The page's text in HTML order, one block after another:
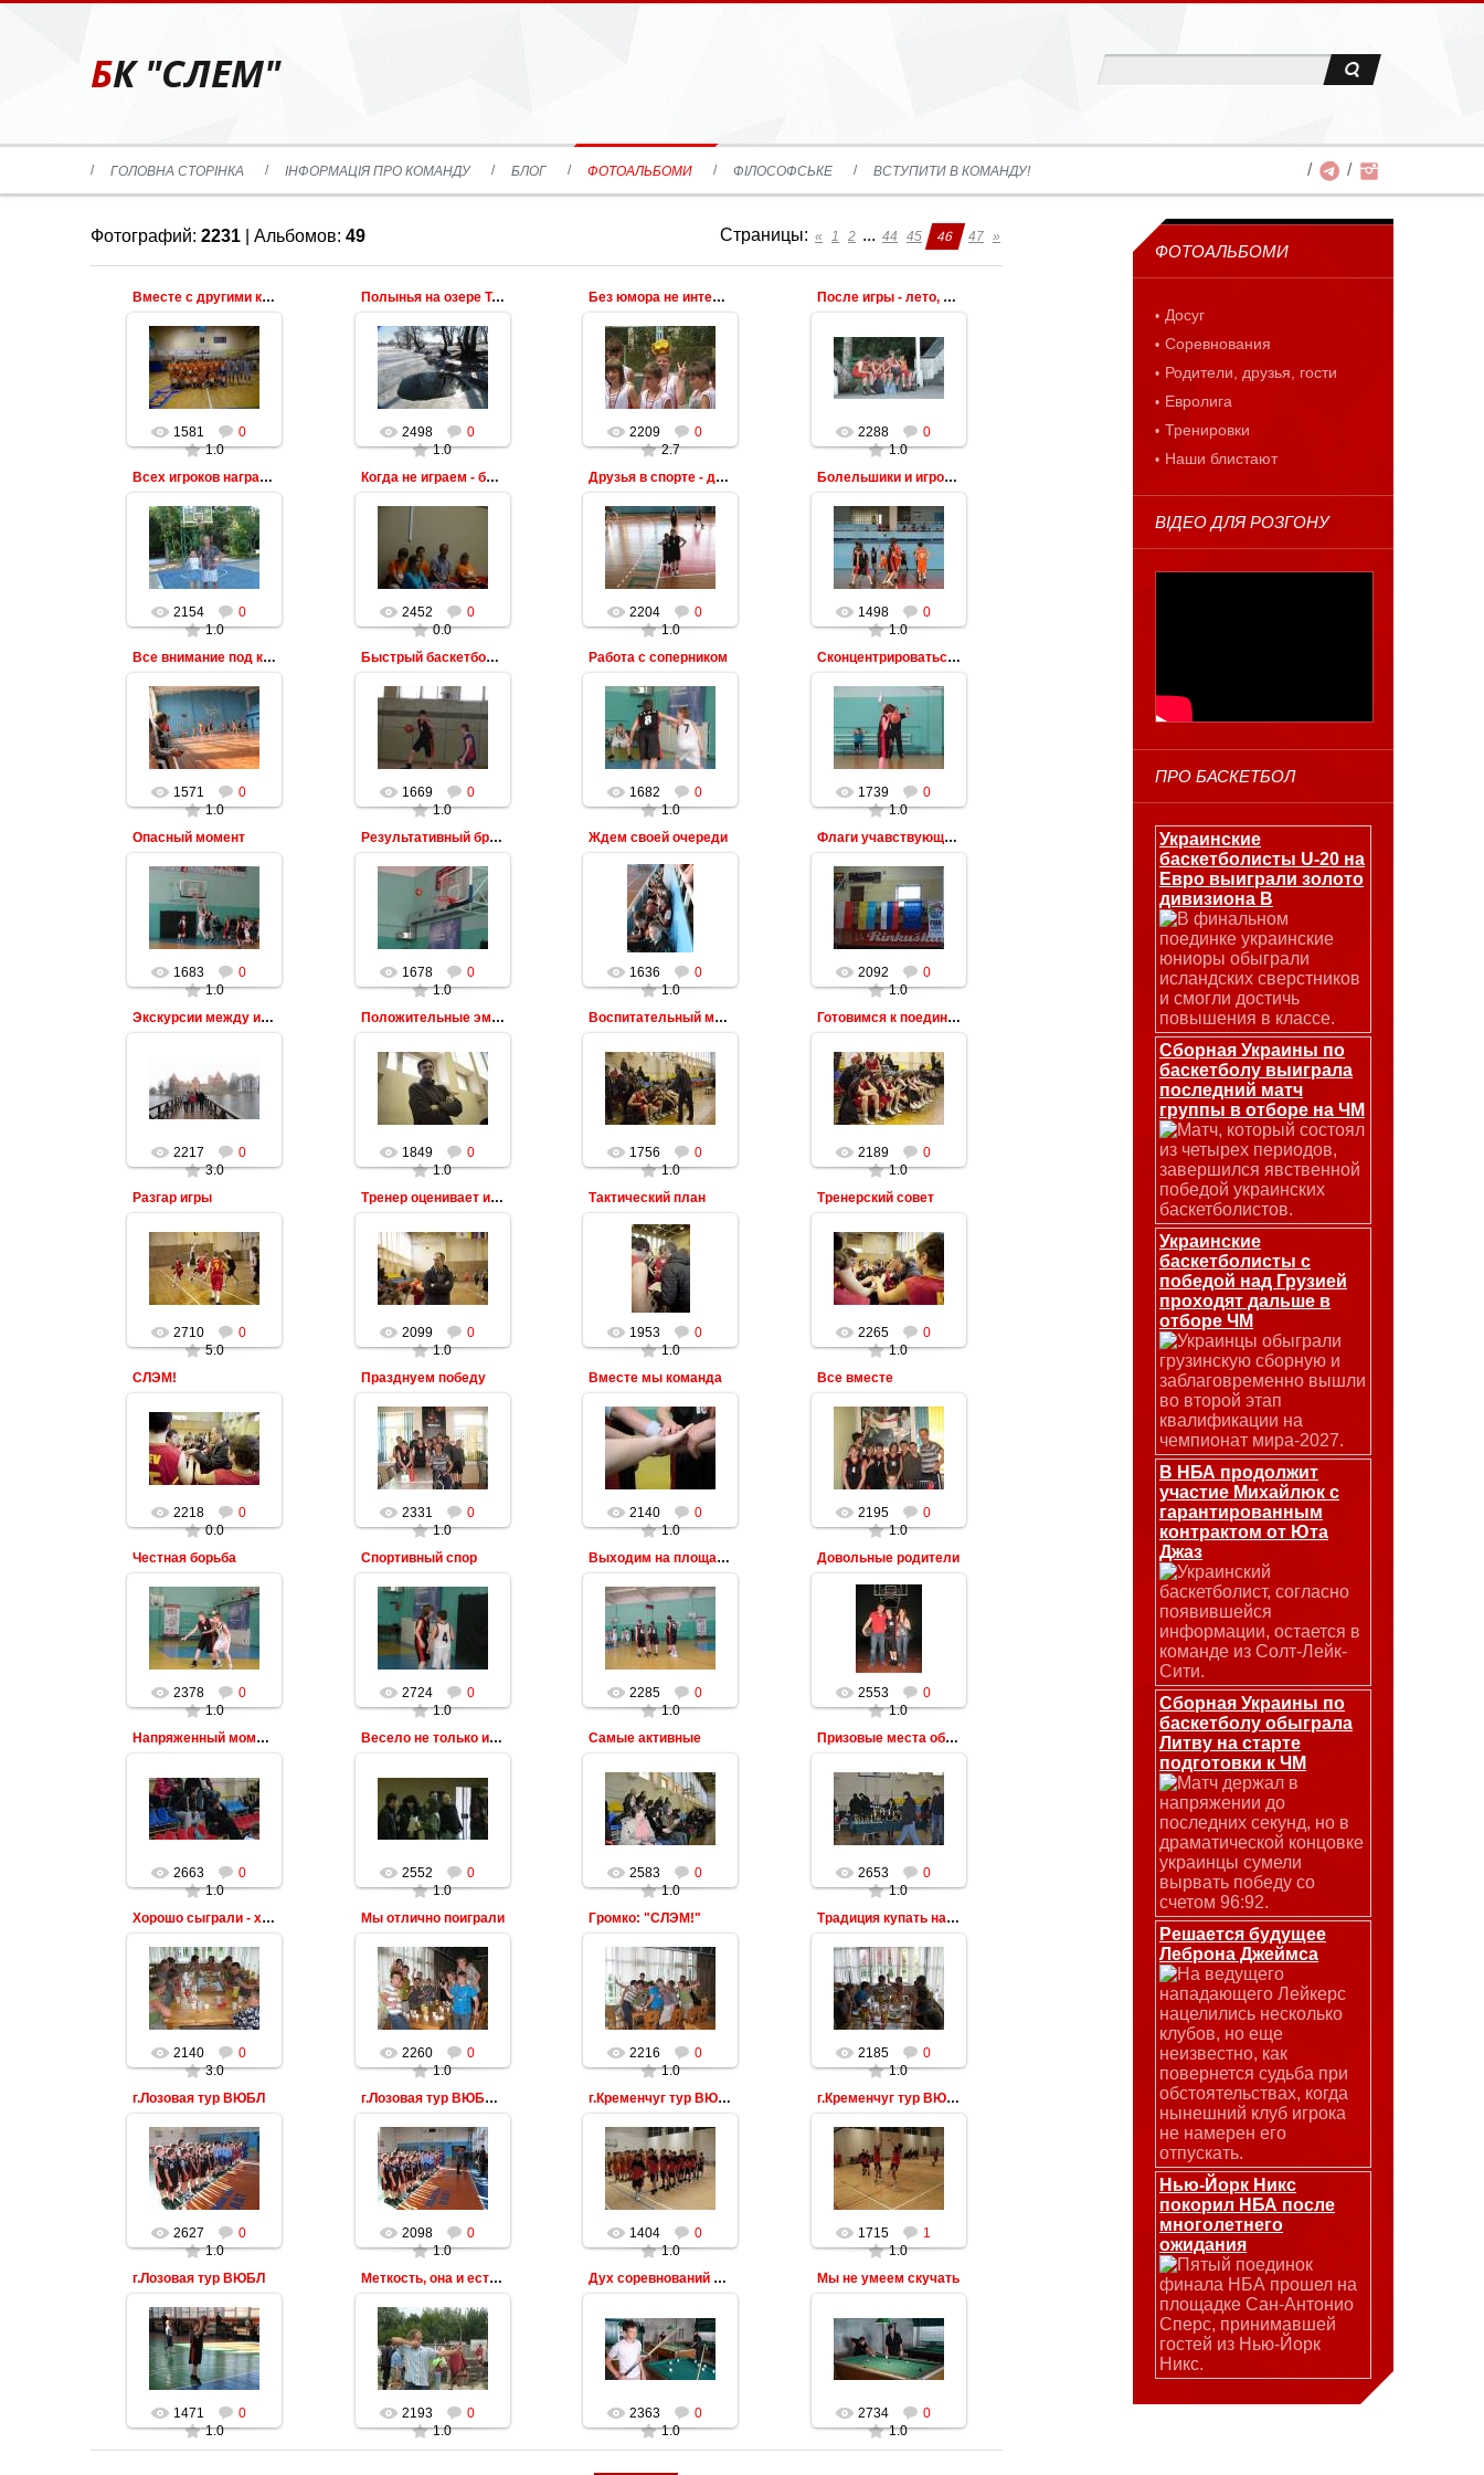
БК "СЛЕМ"
ГОЛОВНА СТОРІНКА ІНФОРМАЦІЯ ПРО КОМАНДУ БЛОГ ФОТОАЛЬБОМИ ФІЛОСОФСЬКЕ ВСТУПИТИ В КОМАНДУ!
Фотографий: 2231 | Альбомов: 49 Страницы: « 1 2 ... 44 45 46 47 »
Вместе с другими командами
1581
0
1.0
Полынья на озере Тельбин г.Киев
2498
0
1.0
Без юмора не интересно
2209
0
2.7
После игры - лето, жарко
2288
0
1.0
Всех игроков наградили
2154
0
1.0
Когда не играем - болеем
2452
0
0.0
Друзья в спорте - друзья в жизни
2204
0
1.0
Болельшики и игроки, а между ними мяч
1498
0
1.0
Все внимание под кольцо
1571
0
1.0
Быстрый баскетбол, молниеносные передачи
1669
0
1.0
Работа с соперником
1682
0
1.0
Сконцентрироваться перед броском
1739
0
1.0
Опасный момент
1683
0
1.0
Результативный бросок
1678
0
1.0
Ждем своей очереди
1636
0
1.0
Флаги учавствующих стран
2092
0
1.0
Экскурсии между играми
2217
0
3.0
Положительные эмоции
1849
0
1.0
Воспитательный момент
1756
0
1.0
Готовимся к поединку
2189
0
1.0
Разгар игры
2710
0
5.0
Тренер оценивает игроков
2099
0
1.0
Тактический план
1953
0
1.0
Тренерский совет
2265
0
1.0
СЛЭМ!
2218
0
0.0
Празднуем победу
2331
0
1.0
Вместе мы команда
2140
0
1.0
Все вместе
2195
0
1.0
Честная борьба
2378
0
1.0
Спортивный спор
2724
0
1.0
Выходим на площадку
2285
0
1.0
Довольные родители
2553
0
1.0
Напряженный момент
2663
0
1.0
Весело не только игрокам
2552
0
1.0
Самые активные
2583
0
1.0
Призовые места обеспечим наградами
2653
0
1.0
Хорошо сыграли - хорошо сидим
2140
0
3.0
Мы отлично поиграли
2260
0
1.0
Громко: "СЛЭМ!"
2216
0
1.0
Традиция купать награды в напитках
2185
0
1.0
г.Лозовая тур ВЮБЛ
2627
0
1.0
г.Лозовая тур ВЮБЛ торжественная часть
2098
0
1.0
г.Кременчуг тур ВЮБЛ Построение
1404
0
1.0
г.Кременчуг тур ВЮБЛ
1715
1
1.0
г.Лозовая тур ВЮБЛ
1471
0
1.0
Меткость, она и есть меткость
2193
0
1.0
Дух соревнований у нас в крови
2363
0
1.0
Мы не умеем скучать
2734
0
1.0
ФОТОАЛЬБОМИ
Досуг
Соревнования
Родители, друзья, гости
Евролига
Тренировки
Наши блистают
ВІДЕО ДЛЯ РОЗГОНУ
ПРО БАСКЕТБОЛ
Украинские
баскетболисты U-20 на
Евро выиграли золото
дивизиона В
В финальном
поединке украинские
юниоры обыграли
исландских сверстников
и смогли достичь
повышения в классе.
Сборная Украины по
баскетболу выиграла
последний матч
группы в отборе на ЧМ
Матч, который состоял
из четырех периодов,
завершился явственной
победой украинских
баскетболистов.
Украинские
баскетболисты с
победой над Грузией
проходят дальше в
отборе ЧМ
Украинцы обыграли
грузинскую сборную и
заблаговременно вышли
во второй этап
квалификации на
чемпионат мира-2027.
В НБА продолжит
участие Михайлюк с
гарантированным
контрактом от Юта
Джаз
Украинский
баскетболист, согласно
появившейся
информации, остается в
команде из Солт-Лейк-
Сити.
Сборная Украины по
баскетболу обыграла
Литву на старте
подготовки к ЧМ
Матч держал в
напряжении до
последних секунд, но в
драматической концовке
украинцы сумели
вырвать победу со
счетом 96:92.
Решается будущее
Леброна Джеймса
На ведущего
нападающего Лейкерс
нацелились несколько
клубов, но еще
неизвестно, как
повернется судьба при
обстоятельствах, когда
нынешний клуб игрока
не намерен его
отпускать.
Нью-Йорк Никс
покорил НБА после
многолетнего
ожидания
Пятый поединок
финала НБА прошел на
площадке Сан-Антонио
Сперс, принимавшей
гостей из Нью-Йорк
Никс.